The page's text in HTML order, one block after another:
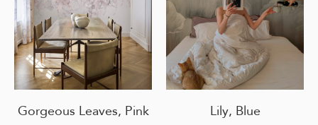
Gorgeous Leaves, Pink Lily, Blue